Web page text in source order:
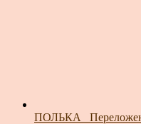
ПОЛЬКА_